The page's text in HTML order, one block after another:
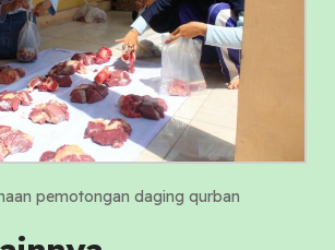
pemotongan daging qurban